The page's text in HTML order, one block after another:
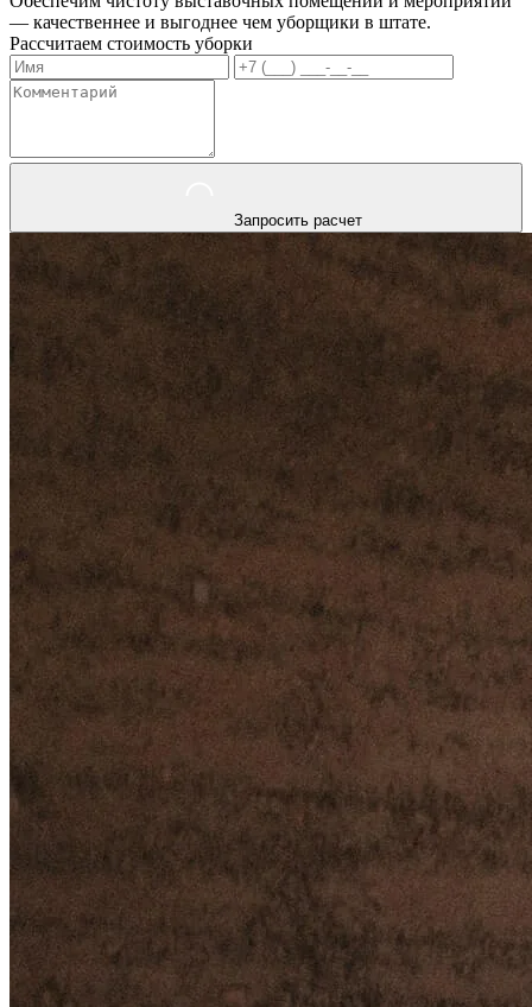
— качественнее и выгоднее чем уборщики в штате.
Рассчитаем стоимость уборки
Запросить расчет